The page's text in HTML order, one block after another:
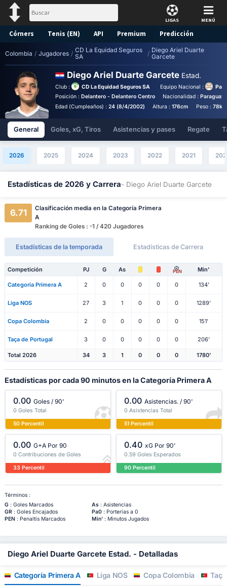
LIGAS MENÚ
Córners Tenis (EN) API Premium Predicción
Colombia / Jugadores / CD La Equidad Seguros
SA
/ Diego Ariel Duarte
Garcete
Diego Ariel Duarte Garcete Estad.
Club : CD La Equidad Seguros SA Equipo Nacional :
Posición : Delantero - Delantero Centro Nacionalidad :Paraguay
Edad (Cumpleaños) : 24 (8/4/2002) Altura :176cm Peso : 78kg
General Goles, xG, Tiros Asistencias y pases Regate
2026 2025 2024 2023 2022 2021
Estadísticas de 2026 y Carrera- Diego Ariel Duarte Garcete
6.71
Clasificación media en la Categoría Primera
A
Ranking de Goles : -1 / 420 Jugadores
Estadísticas de la temporada Estadísticas de Carrera
Competición PJ G As PEN Min'
Categoría Primera A 2 0 0 0 0 0 134'
Liga NOS 27 3 1 0 0 0 1289'
Copa Colombia 2 0 0 0 0 0 151'
Taça de Portugal 3 0 0 0 0 0 206'
Total 2026 34 3 1 0 0 0 1780'
Estadísticas por cada 90 minutos en la Categoría Primera A
0.00 Goles / 90'
0 Goles Total
50 Percentil
0.00 Asistencias. / 90'
0 Asistencias Total
51 Percentil
0.00 G+A Por 90
0 Contribuciones de Goles
33 Percentil
0.40 xG Por 90'
0.59 Goles Esperados
90 Percentil
Términos :
G: Goles Marcados As: Asistencias
GR: Goles Encajados Pa0: Porterías a 0
PEN: Penaltis Marcados Min': Minutos Jugados
Diego Ariel Duarte Garcete Estad. - Detalladas
Categoría Primera A Liga NOS Copa Colombia